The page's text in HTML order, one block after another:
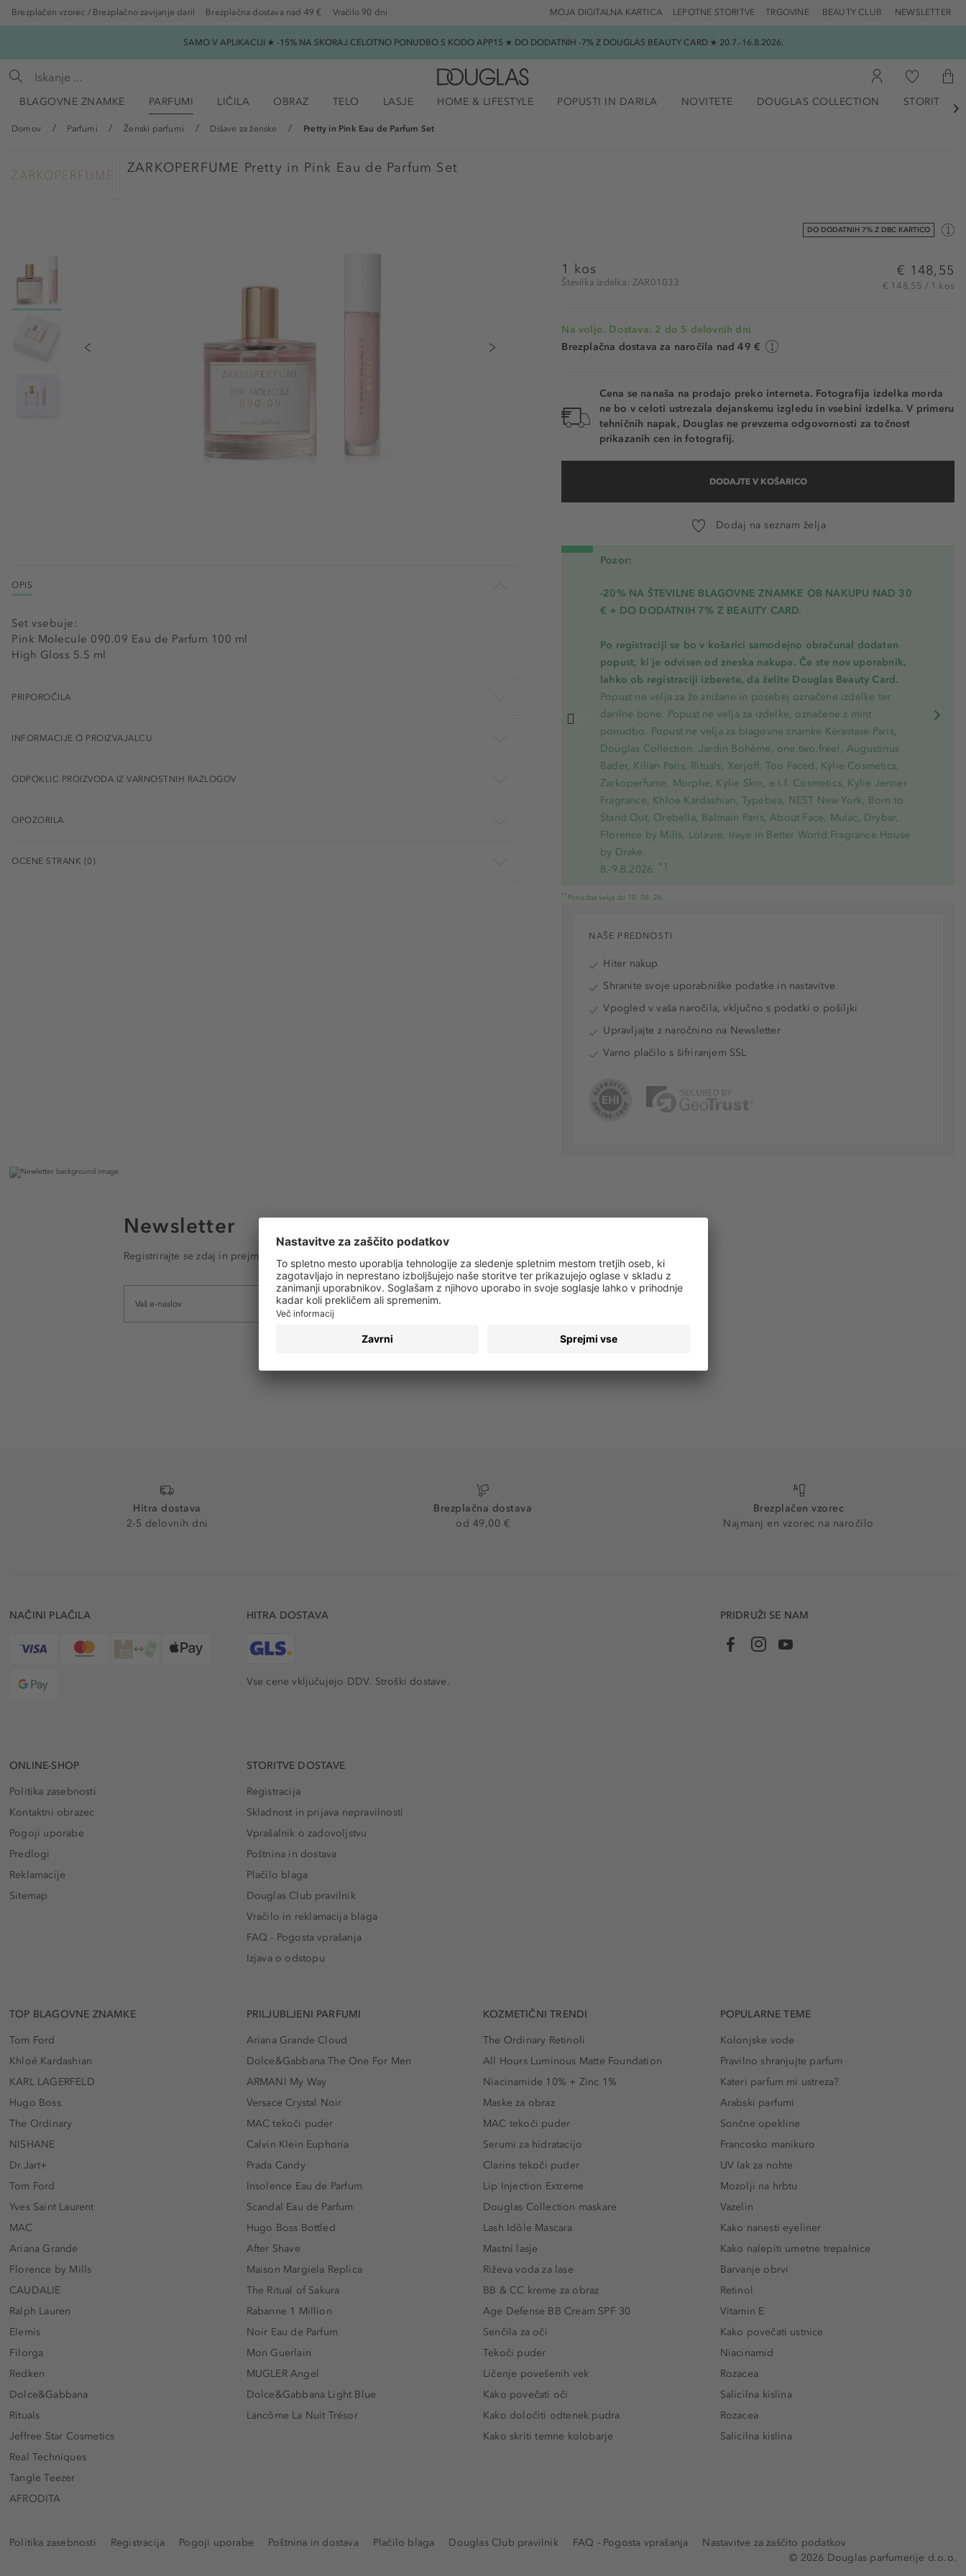
Brezplačen vzorec / Brezplačno zavijanje daril Brezplačna dostava nad 49 € Vračilo 90 dni TRGOVINE BEAUTY CLUB NEWSLETTER
LEPOTNE STORITVE
MOJA DIGITALNA KARTICA
SAMO V APLIKACIJI ★ -15% NA SKORAJ CELOTNO PONUDBO S KODO APP15 ★ DO DODATNIH -7% Z DOUGLAS BEAUTY CARD ★ 20.7.-16.8.2026.
BLAGOVNE ZNAMKE PARFUMI LIČILA OBRAZ TELO LASJE HOME & LIFESTYLE POPUSTI IN DARILA NOVITETE DOUGLAS COLLECTION STORITVE

Domov Parfumi Ženski parfumi Dišave za ženske Pretty in Pink Eau de Parfum Set
ZARKOPERFUME Pretty in Pink Eau de Parfum Set
DO DODATNIH 7% Z DBC KARTICO
1 kos
Številka izdelka: ZAR01033
€ 148,55
€ 148,55 / 1 kos
Na voljo. Dostava: 2 do 5 delovnih dni
Brezplačna dostava za naročila nad 49 €
Cena se nanaša na prodajo preko interneta. Fotografija izdelka morda
ne bo v celoti ustrezala dejanskemu izgledu in vsebini izdelka. V primeru
tehničnih napak, Douglas ne prevzema odgovornosti za točnost
prikazanih cen in fotografij.
DODAJTE V KOŠARICO
Dodaj na seznam želja
Pozor:
-20% NA ŠTEVILNE BLAGOVNE ZNAMKE OB NAKUPU NAD 30
€ + DO DODATNIH 7% Z BEAUTY CARD.
Po registraciji se bo v košarici samodejno obračunal dodaten
popust, ki je odvisen od zneska nakupa. Če ste nov uporabnik,
lahko ob registraciji izberete, da želite Douglas Beauty Card.
Popust ne velja za že znižane in posebej označene izdelke ter
darilne bone. Popust ne velja za izdelke, označene z mint
ponudbo. Popust ne velja za blagovne znamke Kérastase Paris,
Douglas Collection, Jardin Bohème, one.two.free!, Augustinus
Bader, Kilian Paris, Rituals, Xerjoff, Too Faced, Kylie Cosmetics,
Zarkoperfume, Morphe, Kylie Skin, e.l.f. Cosmetics, Kylie Jenner
Fragrance, Khloe Kardashian, Typebea, NEST New York, Born to
Stand Out, Orebella, Balmain Paris, About Face, Mulac, Drybar,
Florence by Mills, Lolavie, Iraye in Better World Fragrance House
by Drake.
8.-9.8.2026. *1
*1 Ponudba velja do 10. 08. 26.
OPIS
Set vsebuje:
Pink Molecule 090.09 Eau de Parfum 100 ml
High Gloss 5.5 ml
PRIPOROČILA
INFORMACIJE O PROIZVAJALCU
ODPOKLIC PROIZVODA IZ VARNOSTNIH RAZLOGOV
OPOZORILA
OCENE STRANK (0)
NAŠE PREDNOSTI
Hiter nakup
Shranite svoje uporabniške podatke in nastavitve
Vpogled v vaša naročila, vključno s podatki o pošiljki
Upravljajte z naročnino na Newsletter
Varno plačilo s šifriranjem SSL
Newsletter
Registrirajte se zdaj in prejmite e-poštna obvestila o vseh trendih in ponudbah!
Hitra dostava
2-5 delovnih dni
Brezplačna dostava
od 49,00 €
Brezplačen vzorec
Najmanj en vzorec na naročilo
NAČINI PLAČILA HITRA DOSTAVA
Vse cene vključujejo DDV. Stroški dostave.
PRIDRUŽI SE NAM
ONLINE-SHOP
Politika zasebnosti
Kontaktni obrazec
Pogoji uporabe
Predlogi
Reklamacije
Sitemap
STORITVE DOSTAVE
Registracija
Skladnost in prijava nepravilnosti
Vprašalnik o zadovoljstvu
Poštnina in dostava
Plačilo blaga
Douglas Club pravilnik
Vračilo in reklamacija blaga
FAQ - Pogosta vprašanja
Izjava o odstopu
TOP BLAGOVNE ZNAMKE
Tom Ford
Khloé Kardashian
KARL LAGERFELD
Hugo Boss
The Ordinary
NISHANE
Dr.Jart+
Tom Ford
Yves Saint Laurent
MAC
Ariana Grande
Florence by Mills
CAUDALIE
Ralph Lauren
Elemis
Filorga
Redken
Dolce&Gabbana
Rituals
Jeffree Star Cosmetics
Real Techniques
Tangle Teezer
AFRODITA
PRILJUBLJENI PARFUMI
Ariana Grande Cloud
Dolce&Gabbana The One For Men
ARMANI My Way
Versace Crystal Noir
MAC tekoči puder
Calvin Klein Euphoria
Prada Candy
Insolence Eau de Parfum
Scandal Eau de Parfum
Hugo Boss Bottled
After Shave
Maison Margiela Replica
The Ritual of Sakura
Rabanne 1 Million
Noir Eau de Parfum
Mon Guerlain
MUGLER Angel
Dolce&Gabbana Light Blue
Lancôme La Nuit Trésor
KOZMETIČNI TRENDI
The Ordinary Retinoli
All Hours Luminous Matte Foundation
Niacinamide 10% + Zinc 1%
Maske za obraz
MAC tekoči puder
Serumi za hidratacijo
Clarins tekoči puder
Lip Injection Extreme
Douglas Collection maskare
Lash Idôle Mascara
Mastni lasje
Riževa voda za lase
BB & CC kreme za obraz
Age Defense BB Cream SPF 30
Senčila za oči
Tekoči puder
Ličenje povešenih vek
Kako povečati oči
Kako določiti odtenek pudra
Kako skriti temne kolobarje
POPULARNE TEME
Kolonjske vode
Pravilno shranjujte parfum
Kateri parfum mi ustreza?
Arabski parfumi
Sončne opekline
Francosko manikuro
UV lak za nohte
Mozolji na hrbtu
Vazelin
Kako nanesti eyeliner
Kako nalepiti umetne trepalnice
Barvanje obrvi
Retinol
Vitamin E
Kako povečati ustnice
Niacinamid
Rozacea
Salicilna kislina
Rozacea
Salicilna kislina
Politika zasebnosti Registracija Pogoji uporabe Poštnina in dostava Plačilo blaga Douglas Club pravilnik FAQ - Pogosta vprašanja
Nastavitve za zaščito podatkov
© 2026 Douglas parfumerije d.o.o.